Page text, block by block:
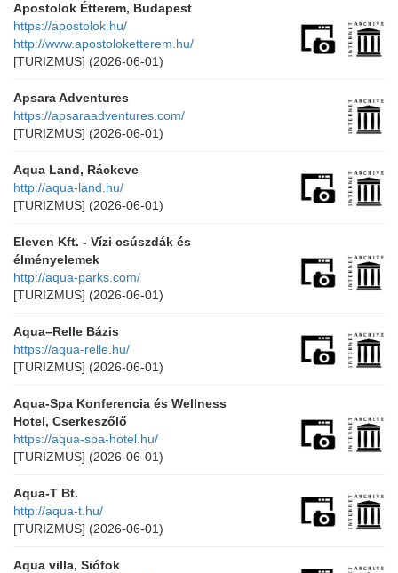
Apostolok Étterem, Budapest
https://apostolok.hu/
http://www.apostoloketterem.hu/
[TURIZMUS] (2026-06-01)
Apsara Adventures
https://apsaraadventures.com/
[TURIZMUS] (2026-06-01)
Aqua Land, Ráckeve
http://aqua-land.hu/
[TURIZMUS] (2026-06-01)
Eleven Kft. - Vízi csúszdák és
élményelemek
http://aqua-parks.com/
[TURIZMUS] (2026-06-01)
Aqua–Relle Bázis
https://aqua-relle.hu/
[TURIZMUS] (2026-06-01)
Aqua-Spa Konferencia és Wellness
Hotel, Cserkeszőlő
https://aqua-spa-hotel.hu/
[TURIZMUS] (2026-06-01)
Aqua-T Bt.
http://aqua-t.hu/
[TURIZMUS] (2026-06-01)
Aqua villa, Siófok